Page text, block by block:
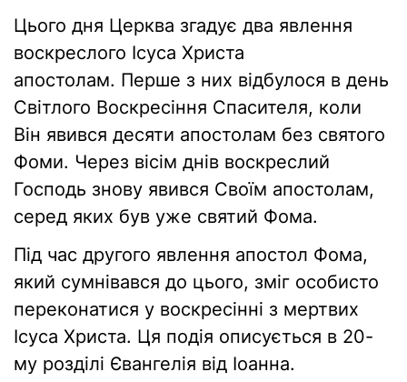
Цього дня Церква згадує два явлення
воскреслого Ісуса Христа
апостолам. Перше з них відбулося в день
Світлого Воскресіння Спасителя, коли
Він явився десяти апостолам без святого
Фоми. Через вісім днів воскреслий
Господь знову явився Своїм апостолам,
серед яких був уже святий Фома.
Під час другого явлення апостол Фома,
який сумнівався до цього, зміг особисто
переконатися у воскресінні з мертвих
Ісуса Христа. Ця подія описується в 20-
му розділі Євангелія від Іоанна.